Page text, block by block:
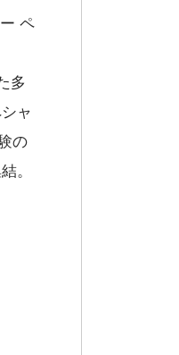
ペ
多
ャ
の
。